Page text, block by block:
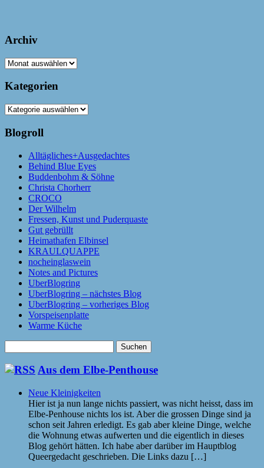
Archiv
Archiv
Kategorien
Kategorien
Blogroll
Alltägliches+Ausgedachtes
Behind Blue Eyes
Buddenbohm & Söhne
Christa Chorherr
CROCO
Der Wilhelm
Fressen, Kunst und Puderquaste
Gut gebrüllt
Heimathafen Elbinsel
KRAULQUAPPE
nocheinglaswein
Notes and Pictures
UberBlogring
UberBlogring – nächstes Blog
UberBlogring – vorheriges Blog
Vorspeisenplatte
Warme Küche
nach:
Aus dem Elbe-Penthouse
Neue Kleinigkeiten
Hier ist ja nun lange nichts passiert, was nicht heisst, dass im
Elbe-Penhouse nichts los ist. Aber die grossen Dinge sind ja
schon seit Jahren erledigt. Es gab aber kleine Dinge, welche
die Wohnung etwas aufwerten und die eigentlich in dieses
Blog gehört hätten. Ich habe aber darüber im Hauptblog
Queergedacht geschrieben. Die Links dazu […]